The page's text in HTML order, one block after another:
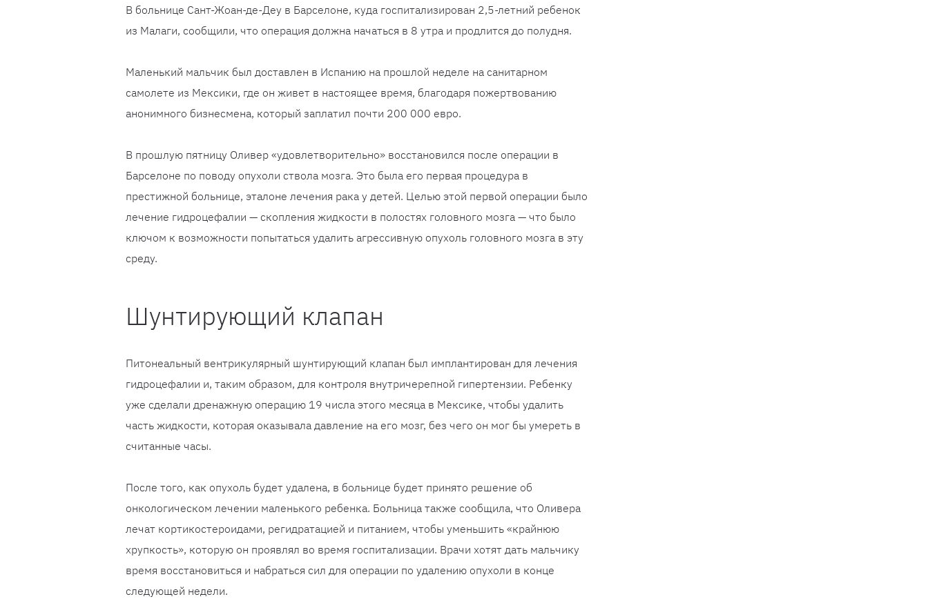
В больнице Сант-Жоан-де-Деу в Барселоне, куда госпитализирован 2,5-летний ребенок
из Малаги, сообщили, что операция должна начаться в 8 утра и продлится до полудня.
Маленький мальчик был доставлен в Испанию на прошлой неделе на санитарном
самолете из Мексики, где он живет в настоящее время, благодаря пожертвованию
анонимного бизнесмена, который заплатил почти 200 000 евро.
В прошлую пятницу Оливер «удовлетворительно» восстановился после операции в
Барселоне по поводу опухоли ствола мозга. Это была его первая процедура в
престижной больнице, эталоне лечения рака у детей. Целью этой первой операции было
лечение гидроцефалии — скопления жидкости в полостях головного мозга — что было
ключом к возможности попытаться удалить агрессивную опухоль головного мозга в эту
среду.
Шунтирующий клапан
Питонеальный вентрикулярный шунтирующий клапан был имплантирован для лечения
гидроцефалии и, таким образом, для контроля внутричерепной гипертензии. Ребенку
уже сделали дренажную операцию 19 числа этого месяца в Мексике, чтобы удалить
часть жидкости, которая оказывала давление на его мозг, без чего он мог бы умереть в
считанные часы.
После того, как опухоль будет удалена, в больнице будет принято решение об
онкологическом лечении маленького ребенка. Больница также сообщила, что Оливера
лечат кортикостероидами, регидратацией и питанием, чтобы уменьшить «крайнюю
хрупкость», которую он проявлял во время госпитализации. Врачи хотят дать мальчику
время восстановиться и набраться сил для операции по удалению опухоли в конце
следующей недели.